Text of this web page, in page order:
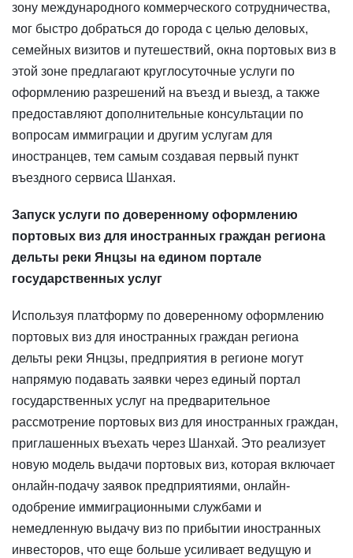
зону международного коммерческого сотрудничества,
мог быстро добраться до города с целью деловых,
семейных визитов и путешествий, окна портовых виз в
этой зоне предлагают круглосуточные услуги по
оформлению разрешений на въезд и выезд, а также
предоставляют дополнительные консультации по
вопросам иммиграции и другим услугам для
иностранцев, тем самым создавая первый пункт
въездного сервиса Шанхая.
Запуск услуги по доверенному оформлению
портовых виз для иностранных граждан региона
дельты реки Янцзы на едином портале
государственных услуг
Используя платформу по доверенному оформлению
портовых виз для иностранных граждан региона
дельты реки Янцзы, предприятия в регионе могут
напрямую подавать заявки через единый портал
государственных услуг на предварительное
рассмотрение портовых виз для иностранных граждан,
приглашенных въехать через Шанхай. Это реализует
новую модель выдачи портовых виз, которая включает
онлайн-подачу заявок предприятиями, онлайн-
одобрение иммиграционными службами и
немедленную выдачу виз по прибытии иностранных
инвесторов, что еще больше усиливает ведущую и